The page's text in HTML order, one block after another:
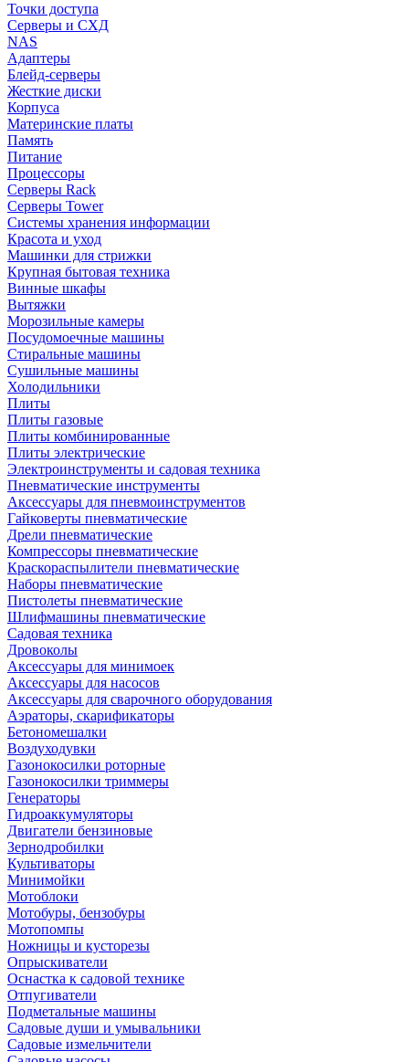
Точки доступа
Серверы и СХД
NAS
Адаптеры
Блейд-серверы
Жесткие диски
Корпуса
Материнские платы
Память
Питание
Процессоры
Серверы Rack
Серверы Tower
Системы хранения информации
Красота и уход
Машинки для стрижки
Крупная бытовая техника
Винные шкафы
Вытяжки
Морозильные камеры
Посудомоечные машины
Стиральные машины
Сушильные машины
Холодильники
Плиты
Плиты газовые
Плиты комбинированные
Плиты электрические
Электроинструменты и садовая техника
Пневматические инструменты
Аксессуары для пневмоинструментов
Гайковерты пневматические
Дрели пневматические
Компрессоры пневматические
Краскораспылители пневматические
Наборы пневматические
Пистолеты пневматические
Шлифмашины пневматические
Садовая техника
Дровоколы
Аксессуары для минимоек
Аксессуары для насосов
Аксессуары для сварочного оборудования
Аэраторы, скарификаторы
Бетономешалки
Воздуходувки
Газонокосилки роторные
Газонокосилки триммеры
Генераторы
Гидроаккумуляторы
Двигатели бензиновые
Зернодробилки
Культиваторы
Минимойки
Мотоблоки
Мотобуры, бензобуры
Мотопомпы
Ножницы и кусторезы
Опрыскиватели
Оснастка к садовой технике
Отпугиватели
Подметальные машины
Садовые души и умывальники
Садовые измельчители